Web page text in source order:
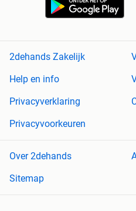
2dehands Zakelijk
Help en info
Privacyverklaring
Privacyvoorkeuren
Over 2dehands
Sitemap